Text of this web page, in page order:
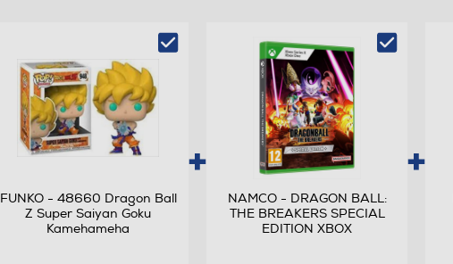
FUNKO - 48660 Dragon Ball
Z Super Saiyan Goku
Kamehameha
NAMCO - DRAGON BALL:
THE BREAKERS SPECIAL
EDITION XBOX